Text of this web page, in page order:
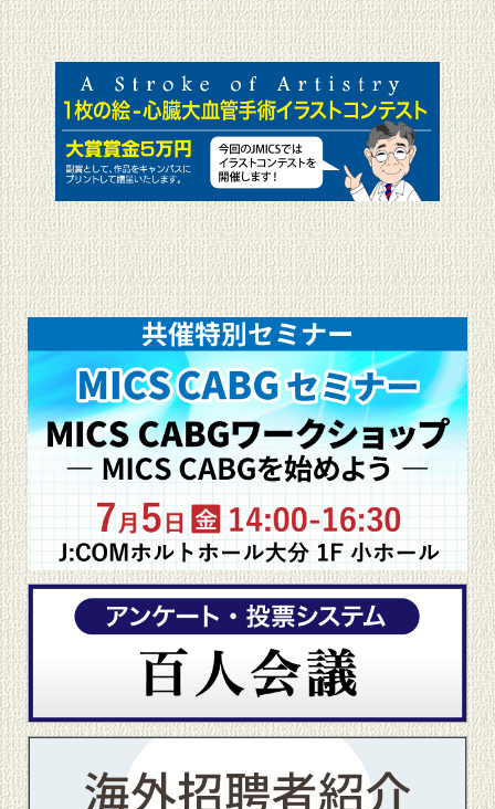
▶ HOME
▶ 開催概要
▶ 会長挨拶
▶
▶ 参加登録
▶ 日程表・プログラム
▶ 座長・発表者へのご案内
▶ 参加者の皆様へ